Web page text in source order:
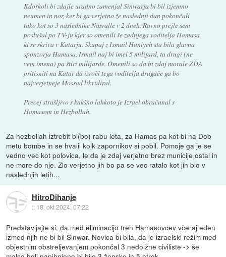
Kdorkoli bi zdajle uradno zamenjal Sinwarja bi bil izjemno
neumen in nor, ker bi ga verjetno že naslednji dan pokončali
tako kot so 3 naslednike Nasralle v 2 dneh. Ravno prejle sem
poslušal po TV-ju kjer so omenili še zadnjega voditelja Hamasa
ki se skriva v Katarju. Skupaj z Ismail Haniyeh sta bila glavna
sponzorja Hamasa, Ismail naj bi imel 5 milijard, ta drugi (ne
vem imena) pa štiri milijarde. Omenili so da bi zdaj morale ZDA
pritisniti na Katar da izroči tega voditelja drugače ga bo
najverjetneje Mossad likvidiral.
Precej strašljivo s kakšno lahkoto je Izrael obračunal s
Hamasom in Hezbollah.
Za hezbollah iztrebit bi(bo) rabu leta, za Hamas pa kot bi na Dob
metu bombe in se hvalil kolk zapornikov si pobil. Pomoje ga je se
vedno vec kot polovica, le da je zdaj verjetno brez municije ostal in
ne more do nje. Zlo verjetno jih bo pa se vec ratalo kot jih blo v
naslednjih letih...
HitroDihanje
:: 18. okt 2024, 07:22
Predstavljajte si, da med eliminacijo treh Hamasovcev včeraj eden
izmed njih ne bi bil Sinwar. Novica bi bila, da je izraelski režim med
objestnim obstreljevanjem pokončal 3 nedolžne civiliste -> še